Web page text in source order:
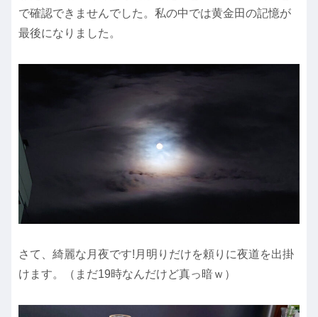
で確認できませんでした。私の中では黄金田の記憶が
最後になりました。
さて、綺麗な月夜です!月明りだけを頼りに夜道を出掛
けます。（まだ19時なんだけど真っ暗ｗ）